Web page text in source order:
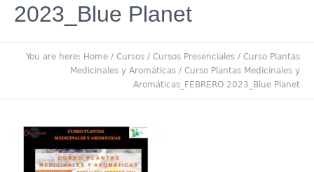
2023_Blue Planet
You are here: Home / Cursos / Cursos Presenciales / Curso Plantas
Medicinales y Aromáticas / Curso Plantas Medicinales y
Aromáticas_FEBRERO 2023_Blue Planet